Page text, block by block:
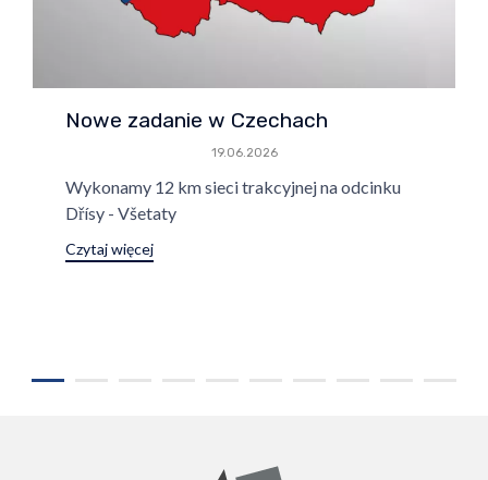
Nowe zadanie w Czechach
19.06.2026
Wykonamy 12 km sieci trakcyjnej na odcinku
Dřísy - Všetaty
Czytaj więcej